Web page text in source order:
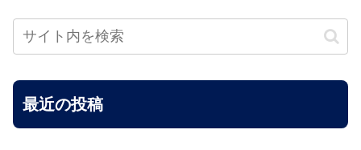
最近の投稿